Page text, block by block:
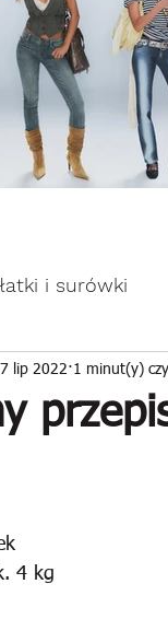
i surówki
lip 2022 1 minut(y)
4 kg